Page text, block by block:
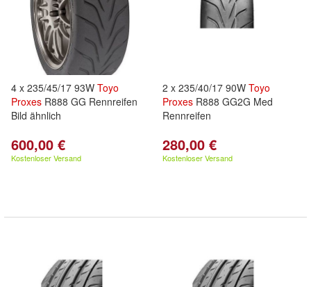
4 x 235/45/17 93W Toyo
Proxes R888 GG Rennreifen
Bild ähnlich
600,00 €
Kostenloser Versand
2 x 235/40/17 90W Toyo
Proxes R888 GG2G Med
Rennreifen
280,00 €
Kostenloser Versand